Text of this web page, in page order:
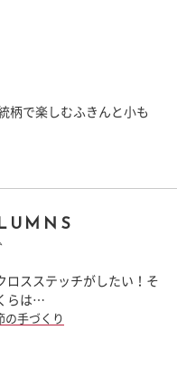
で楽しむふきんと小も
ロスステッチがしたい！そ
らは…
の手づくり